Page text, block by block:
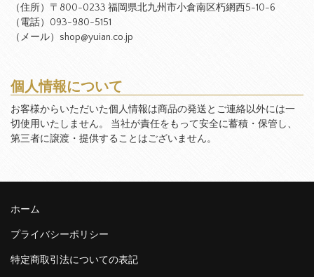
（住所）〒800-0233 福岡県北九州市小倉南区朽網西5-10-6
（電話）093-980-5151
（メール）shop@yuian.co.jp
個人情報について
お客様からいただいた個人情報は商品の発送とご連絡以外には一
切使用いたしません。 当社が責任をもって安全に蓄積・保管し、
第三者に譲渡・提供することはございません。
ホーム
プライバシーポリシー
特定商取引法についての表記